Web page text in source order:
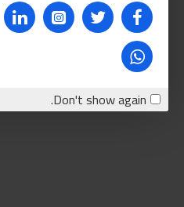
Don't show again.